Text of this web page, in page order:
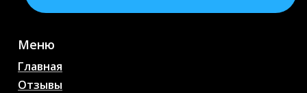
Меню
Главная
Отзывы